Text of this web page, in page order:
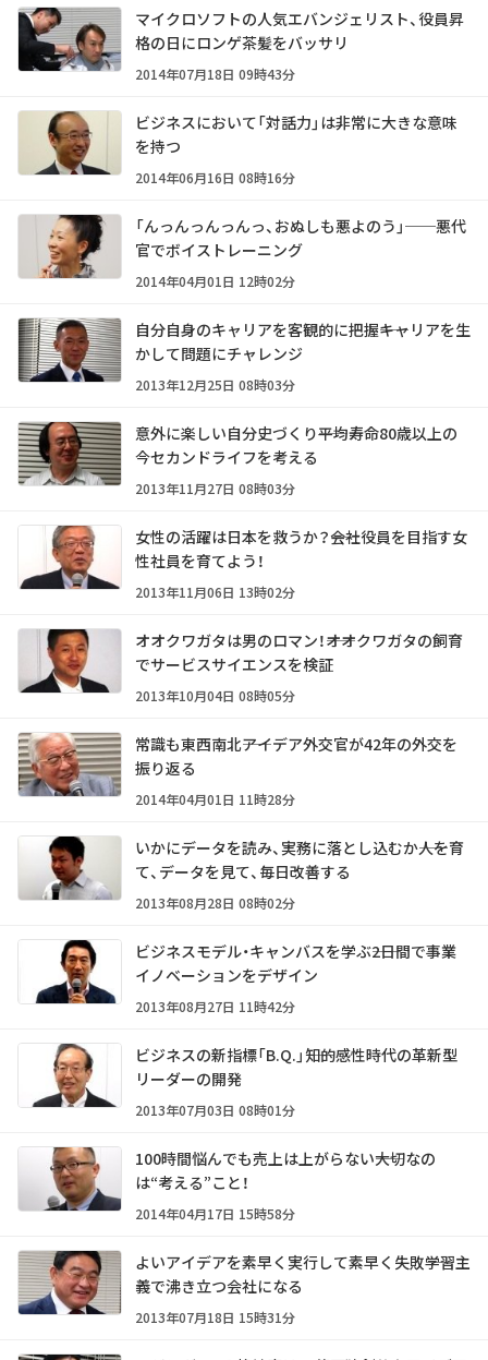
マイクロソフトの人気エバンジェリスト、役員昇
格の日にロンゲ茶髪をバッサリ
2014年07月18日 09時43分
ビジネスにおいて「対話力」は非常に大きな意味
を持つ
2014年06月16日 08時16分
「んっんっんっんっ、おぬしも悪よのう」──悪代
官でボイストレーニング
2014年04月01日 12時02分
自分自身のキャリアを客観的に把握――キャリアを生
かして問題にチャレンジ
2013年12月25日 08時03分
意外に楽しい自分史づくり――平均寿命80歳以上の
今セカンドライフを考える
2013年11月27日 08時03分
女性の活躍は日本を救うか？――会社役員を目指す女
性社員を育てよう！
2013年11月06日 13時02分
オオクワガタは男のロマン！――オオクワガタの飼育
でサービスサイエンスを検証
2013年10月04日 08時05分
常識も東西南北――アイデア外交官が42年の外交を
振り返る
2014年04月01日 11時28分
いかにデータを読み、実務に落とし込むか――人を育
て、データを見て、毎日改善する
2013年08月28日 08時02分
ビジネスモデル・キャンバスを学ぶ――2日間で事業
イノベーションをデザイン
2013年08月27日 11時42分
ビジネスの新指標「B.Q.」――知的感性時代の革新型
リーダーの開発
2013年07月03日 08時01分
100時間悩んでも売上は上がらない――大切なの
は“考える”こと！
2014年04月17日 15時58分
よいアイデアを素早く実行して素早く失敗――学習主
義で沸き立つ会社になる
2013年07月18日 15時31分